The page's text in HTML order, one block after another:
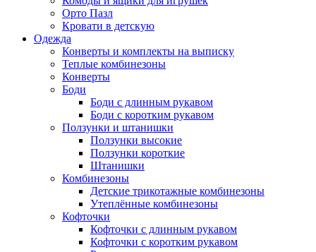
Орто Пазл
Кровати в детскую
Одежда
Конверты и комплекты на выписку
Теплые комбинезоны
Конверты
Боди
Боди с длинным рукавом
Боди с коротким рукавом
Ползунки и штанишки
Ползунки высокие
Ползунки короткие
Штанишки
Комбинезоны
Детские трикотажные комбинезоны
Утеплённые комбинезоны
Кофточки
Кофточки с длинным рукавом
Кофточки с коротким рукавом